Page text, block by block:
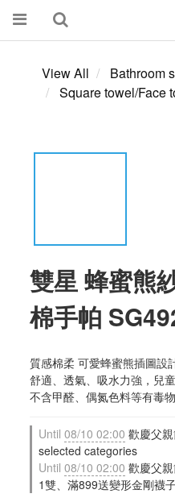
View All
Bathroom
Square towel/Face
雙星 蜂蜜熊
棉手帕
質感棉柔 可愛蜂蜜熊插圖設
舒適、透氣、吸水力強，兒
不含甲醛、偶氮色料等有毒
Until 08/10 02:00 歡慶父
selected categories
Until 08/10 02:00 歡慶父
1雙、滿899送變形金剛襪